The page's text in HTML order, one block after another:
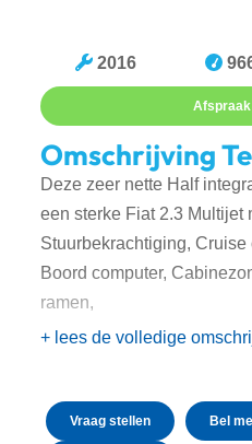
2016
Omschrijving
Deze zeer nette Half
een sterke Fiat 2.3 Multijet
Stuurbekrachtiging,
Boord computer,
ramen,
+ lees de volledige
Vraag stellen Bel